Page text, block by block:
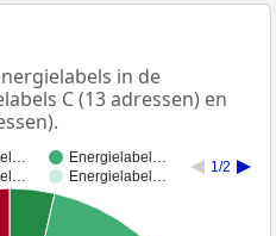
in de
C (13 adressen) en
Energielabel…
Energielabel…
1/2